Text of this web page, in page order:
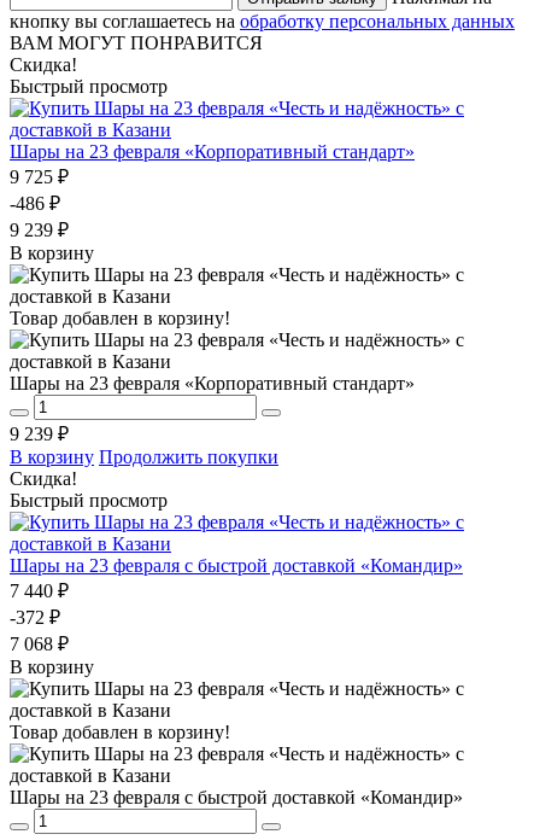
кнопку вы соглашаетесь на обработку персональных данных
ВАМ МОГУТ ПОНРАВИТСЯ
Скидка!
Быстрый просмотр
Шары на 23 февраля «Корпоративный стандарт»
9 725 ₽
-486 ₽
9 239 ₽
В корзину
Товар добавлен в корзину!
Шары на 23 февраля «Корпоративный стандарт»
9 239 ₽
В корзину Продолжить покупки
Скидка!
Быстрый просмотр
Шары на 23 февраля с быстрой доставкой «Командир»
7 440 ₽
-372 ₽
7 068 ₽
В корзину
Товар добавлен в корзину!
Шары на 23 февраля с быстрой доставкой «Командир»